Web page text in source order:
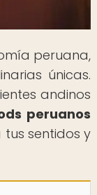
peruana,
únicas.
andinos
peruanos
sentidos y